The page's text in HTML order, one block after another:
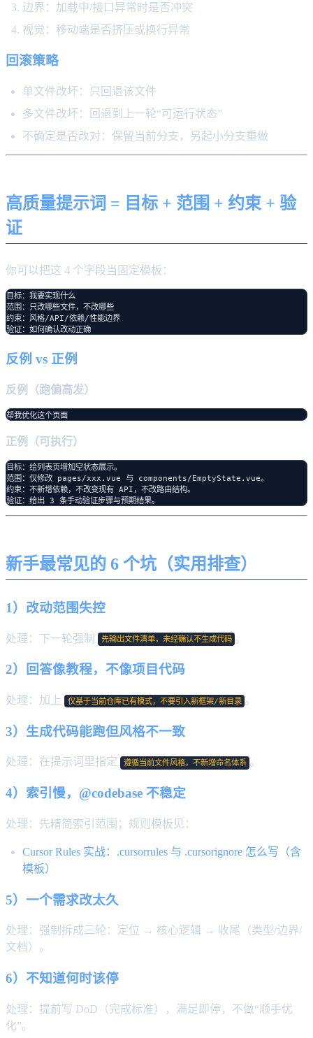
边界：加载中/接口异常时是否冲突
视觉：移动端是否挤压或换行异常
回滚策略
单文件改坏：只回退该文件
多文件改坏：回退到上一轮“可运行状态”
不确定是否改对：保留当前分支，另起小分支重做
高质量提示词 = 目标 + 范围 + 约束 + 验
证
你可以把这 4 个字段当固定模板：
目标：我要实现什么
范围：只改哪些文件，不改哪些
约束：风格/API/依赖/性能边界
反例 vs 正例
反例（跑偏高发）
正例（可执行）
目标：给列表页增加空状态展示。
范围：仅修改 pages/xxx.vue 与 components/EmptyState.vue。
约束：不新增依赖，不改变现有 API，不改路由结构。
新手最常见的 6 个坑（实用排查）
1）改动范围失控
处理：下一轮强制 先输出文件清单，未经确认不生成代码 。
2）回答像教程，不像项目代码
处理：加上 仅基于当前仓库已有模式，不要引入新框架/新目录 。
3）生成代码能跑但风格不一致
处理：在提示词里指定 遵循当前文件风格，不新增命名体系 。
4）索引慢，@codebase 不稳定
处理：先精简索引范围；规则模板见：
Cursor Rules 实战：.cursorrules 与 .cursorignore 怎么写（含
模板）
5）一个需求改太久
处理：强制拆成三轮：定位 → 核心逻辑 → 收尾（类型/边界/
文档）。
6）不知道何时该停
处理：提前写 DoD（完成标准），满足即停，不做“顺手优
化”。